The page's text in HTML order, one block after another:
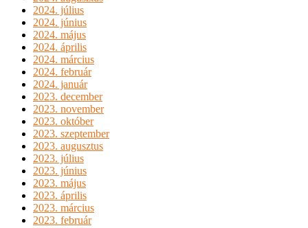
2024. július
2024. június
2024. május
2024. április
2024. március
2024. február
2024. január
2023. december
2023. november
2023. október
2023. szeptember
2023. augusztus
2023. július
2023. június
2023. május
2023. április
2023. március
2023. február